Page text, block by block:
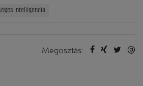
intelligencia
Megosztás: